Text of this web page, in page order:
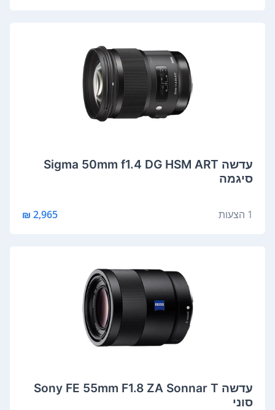
‏עדשה Sigma 50mm f1.4 DG HSM ART
סיגמה
1 הצעות 2,965 ₪
‏עדשה Sony FE 55mm F1.8 ZA Sonnar T
סוני